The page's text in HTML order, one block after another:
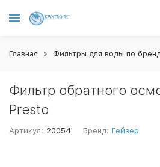
Главная Фильтры для воды по
Фильтр обратного
Presto
Артикул: 20054 Бренд: Гейзер